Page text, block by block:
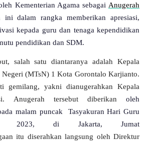
Kementerian Agama sebagai Anugerah
ini dalam rangka memberikan apresiasi,
kepada guru dan tenaga kependidikan
pendidikan dan SDM.
salah satu diantaranya adalah Kepala
Negeri (MTsN) 1 Kota Gorontalo Karjianto.
gemilang, yakni dianugerahkan Kepala
. Anugerah tersebut diberikan oleh
malam puncak Tasyakuran Hari Guru
2023, di Jakarta, Jumat
itu diserahkan langsung oleh Direktur